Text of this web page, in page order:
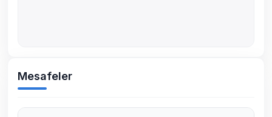
Mesafeler